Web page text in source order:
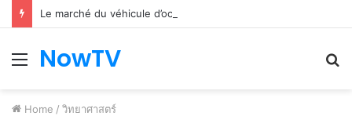
Le marché du véhicule d’occasion en plein essor
Menu
NowTV
Home / วิทยาศาสตร์